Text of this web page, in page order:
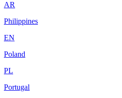
AR
Philippines
EN
Poland
PL
Portugal